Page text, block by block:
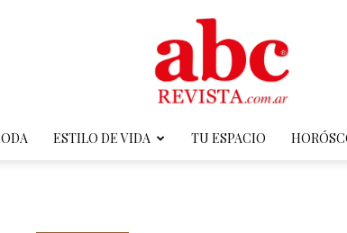
ESTILO DE VIDA TU ESPACIO